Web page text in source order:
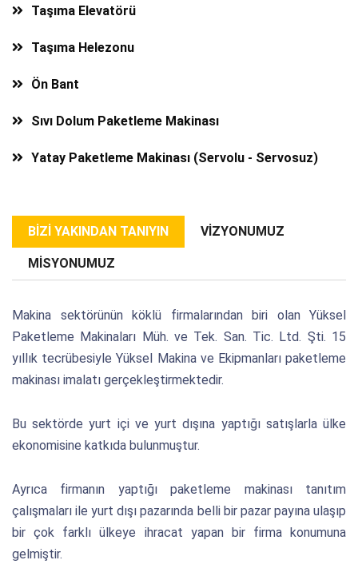
Taşıma Elevatörü
Taşıma Helezonu
Ön Bant
Sıvı Dolum Paketleme Makinası
Yatay Paketleme Makinası (Servolu - Servosuz)
BIZI YAKINDAN TANIYIN VIZYONUMUZ
MISYONUMUZ
Makina sektörünün köklü firmalarından biri olan Yüksel
Paketleme Makinaları Müh. ve Tek. San. Tic. Ltd. Şti. 15
yıllık tecrübesiyle Yüksel Makina ve Ekipmanları paketleme
makinası imalatı gerçekleştirmektedir.
Bu sektörde yurt içi ve yurt dışına yaptığı satışlarla ülke
ekonomisine katkıda bulunmuştur.
Ayrıca firmanın yaptığı paketleme makinası tanıtım
çalışmaları ile yurt dışı pazarında belli bir pazar payına ulaşıp
bir çok farklı ülkeye ihracat yapan bir firma konumuna
gelmiştir.